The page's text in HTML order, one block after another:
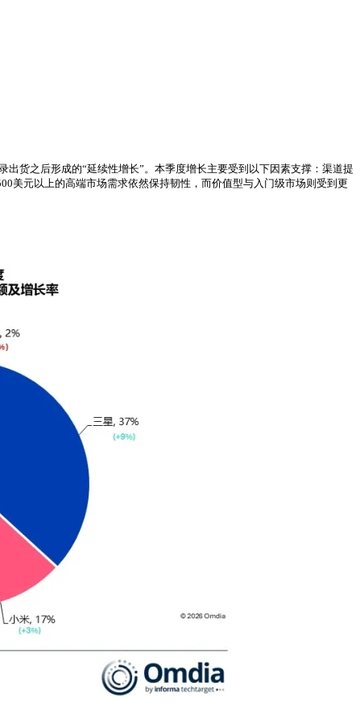
货之后形成的“延续性增长”。本季度增长主要受到以下因素支撑：渠道提
美元以上的高端市场需求依然保持韧性，而价值型与入门级市场则受到更